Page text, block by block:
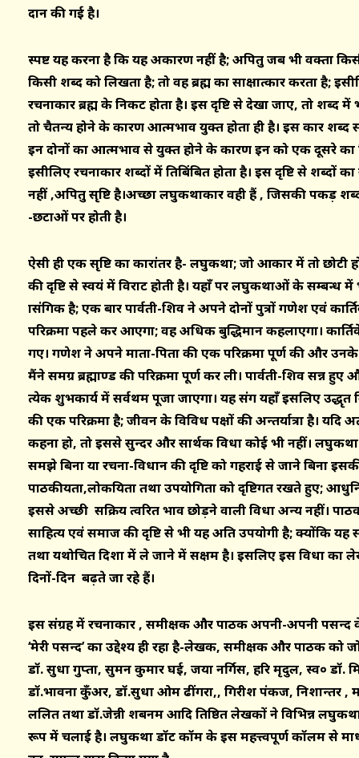
प्रदान की गई है।
स्पष्ट यह करना है कि यह अकारण नहीं है; अपितु जब भी वक्ता
किसी शब्द को लिखता है; तो वह ब्रह्म का साक्षात्कार करता है;
रचनाकार ब्रह्म के निकट होता है। इस दृष्टि से देखा जाए, तो
तो चैतन्य होने के कारण आत्मभाव युक्त होता ही है। इस प्रकार शब्द
इन दोनों का आत्मभाव से युक्त होने के कारण इन को एक दूसरे का
इसीलिए रचनाकार शब्दों में प्रतिबिंबित होता है। इस दृष्टि से शब्दों
नहीं ,अपितु सृष्टि है।अच्छा लघुकथाकार वही हैं , जिसकी पकड़
-छटाओं पर होती है।
ऐसी ही एक सृष्टि का प्रकारांतर है- लघुकथा; जो आकार में तो छोटी
की दृष्टि से स्वयं में विराट होती है। यहाँ पर लघुकथाओं के सम्बन्ध में
प्रासंगिक है; एक बार पार्वती-शिव ने अपने दोनों पुत्रों गणेश एवं
परिक्रमा पहले कर आएगा; वह अधिक बुद्धिमान कहलाएगा।
गए। गणेश ने अपने माता-पिता की एक परिक्रमा पूर्ण की और
मैंने समग्र ब्रह्माण्ड की परिक्रमा पूर्ण कर ली। पार्वती-शिव प्रसन्न
प्रत्येक शुभकार्य में सर्वप्रथम पूजा जाएगा। यह प्रसंग यहाँ इसलिए
की एक परिक्रमा है; जीवन के विविध पक्षों की अन्तर्यात्रा है। यदि
कहना हो, तो इससे सुन्दर और सार्थक विधा कोई भी नहीं। लघुकथा
समझे बिना या रचना-विधान की दृष्टि को गहराई से जाने बिना
पाठकीयता,लोकप्रियता तथा उपयोगिता को दृष्टिगत रखते हुए;
इससे अच्छी सक्रिय त्वरित प्रभाव छोड़ने वाली विधा अन्य नहीं।
साहित्य एवं समाज की दृष्टि से भी यह अति उपयोगी है; क्योंकि
तथा यथोचित दिशा में ले जाने में सक्षम है। इसलिए इस विधा का
दिनों-दिन बढ़ते जा रहे हैं।
इस संग्रह में रचनाकार , समीक्षक और पाठक अपनी-अपनी पसन्द
‘मेरी पसन्द’ का उद्देश्य ही रहा है-लेखक, समीक्षक और पाठक को
डॉ. सुधा गुप्ता, सुमन कुमार घई, जया नर्गिस, हरि मृदुल, स्व० डॉ.
डॉ.भावना कुँअर, डॉ.सुधा ओम ढींगरा,, गिरीश पंकज, निशान्तर ,
ललित तथा डॉ.जेन्नी शबनम आदि प्रतिष्ठित लेखकों ने विभिन्न
रूप में चलाई है। लघुकथा डॉट कॉम के इस महत्त्वपूर्ण कॉलम से